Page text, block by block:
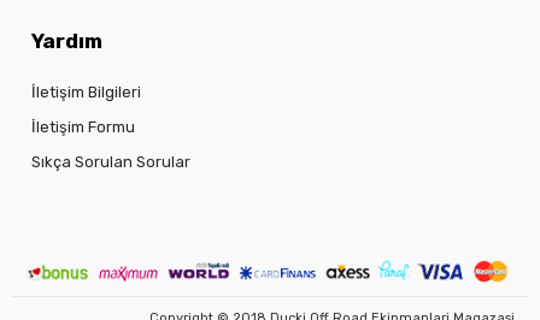
Yardım
İletişim Bilgileri
İletişim Formu
Sıkça Sorulan Sorular